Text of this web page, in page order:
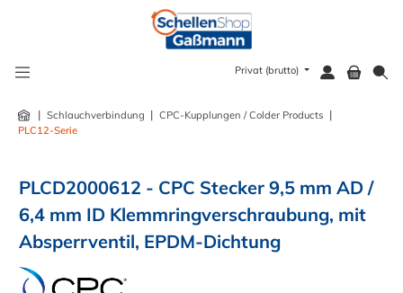
Privat (brutto)
| Schlauchverbindung | CPC-Kupplungen / Colder Products |
PLC12-Serie
PLCD2000612 - CPC Stecker 9,5 mm AD /
6,4 mm ID Klemmringverschraubung, mit
Absperrventil, EPDM-Dichtung